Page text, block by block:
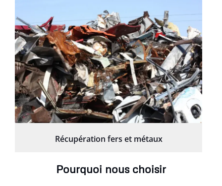
Récupération fers et métaux
Pourquoi nous choisir